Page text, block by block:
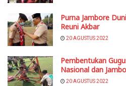
Purna Jambore
Reuni Akbar
20 AGUSTUS 2022
Pembentukan
Nasional dan
20 AGUSTUS 2022